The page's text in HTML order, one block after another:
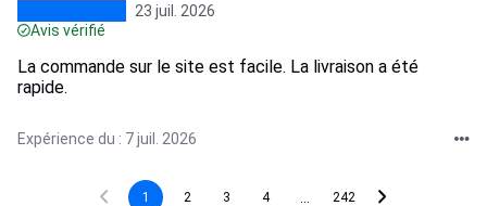
23 juil. 2026
Avis vérifié
La commande sur le site est facile. La livraison a été
rapide.
Expérience du : 7 juil. 2026
1 2 3 4 242